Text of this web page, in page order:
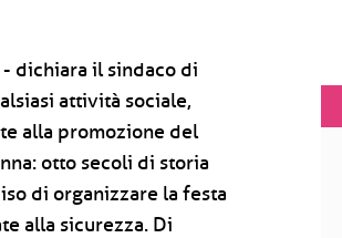
dichiara il sindaco di
attività sociale,
alla promozione del
otto secoli di storia
di organizzare la festa
alla sicurezza. Di